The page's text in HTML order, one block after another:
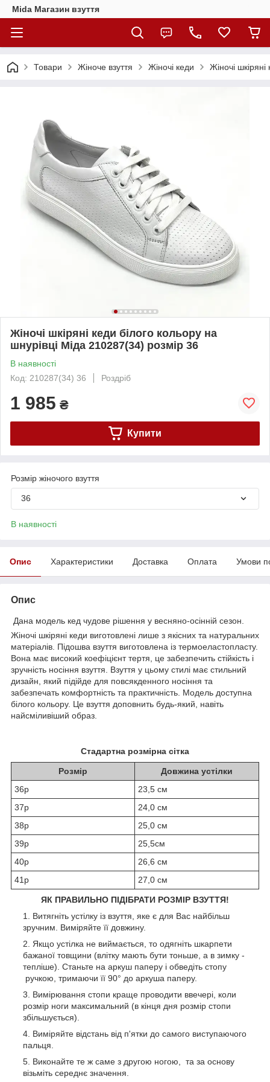
Mida Магазин взуття
Товари Жіноче взуття Жіночі кеди Жіночі
Жіночі шкіряні кеди білого кольору на
шнурівці Міда 210287(34) розмір 36
В наявності
Код: 210287(34) 36
Роздріб
1 985 ₴
Купити
Розмір жіночого взуття
36
В наявності
Опис Характеристики Доставка Оплата Умови
Опис
Дана модель кед чудове рішення у весняно-осінній сезон.
Жіночі шкіряні кеди виготовлені лише з якісних та натуральних
матеріалів. Підошва взуття виготовлена із термоеластопласту.
Вона має високий коефіцієнт тертя, це забезпечить стійкість і
зручність носіння взуття. Взуття у цьому стилі має стильний
дизайн, який підійде для повсякденного носіння та
забезпечать комфортність та практичність. Модель доступна
білого кольору. Це взуття доповнить будь-який, навіть
найсміливіший образ.
Стадартна розмірна сітка
Розмір
Довжина устілки
36р
23,5 см
37р
24,0 см
38р
25,0 см
39р
25,5см
40р
26,6 см
41р
27,0 см
ЯК ПРАВИЛЬНО ПІДІБРАТИ РОЗМІР ВЗУТТЯ!
Витягніть устілку із взуття, яке є для Вас найбільш
зручним. Виміряйте її довжину.
Якщо устілка не виймається, то одягніть шкарпети
бажаної товщини (влітку мають бути тоньше, а в зимку -
тепліше). Станьте на аркуш паперу і обведіть стопу
ручкою, тримаючи її 90° до аркуша паперу.
Вимірювання стопи краще проводити ввечері, коли
розмір ноги максимальний (в кінця дня розмір стопи
збільшується).
Виміряйте відстань від п'ятки до самого виступаючого
пальця.
Виконайте те ж саме з другою ногою, та за основу
візьміть середнє значення.